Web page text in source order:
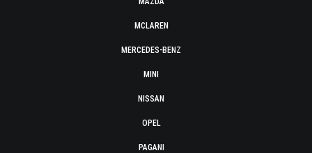
MCLAREN
MERCEDES-BENZ
MINI
NISSAN
OPEL
PAGANI